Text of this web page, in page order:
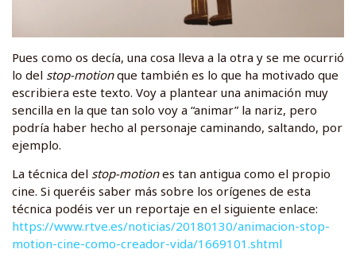
Pues como os decía, una cosa lleva a la otra y se me ocurrió
lo del stop-motionque también es lo que ha motivado que
escribiera este texto. Voy a plantear una animación muy
sencilla en la que tan solo voy a “animar” la nariz, pero
podría haber hecho al personaje caminando, saltando, por
ejemplo.
La técnica del stop-motiones tan antigua como el propio
cine. Si queréis saber más sobre los orígenes de esta
técnica podéis ver un reportaje en el siguiente enlace:
https://www.rtve.es/noticias/20180130/animacion-stop-
motion-cine-como-creador-vida/1669101.shtml